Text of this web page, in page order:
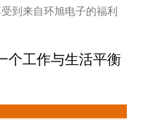
到来自环旭电子的福利
个工作与生活平衡